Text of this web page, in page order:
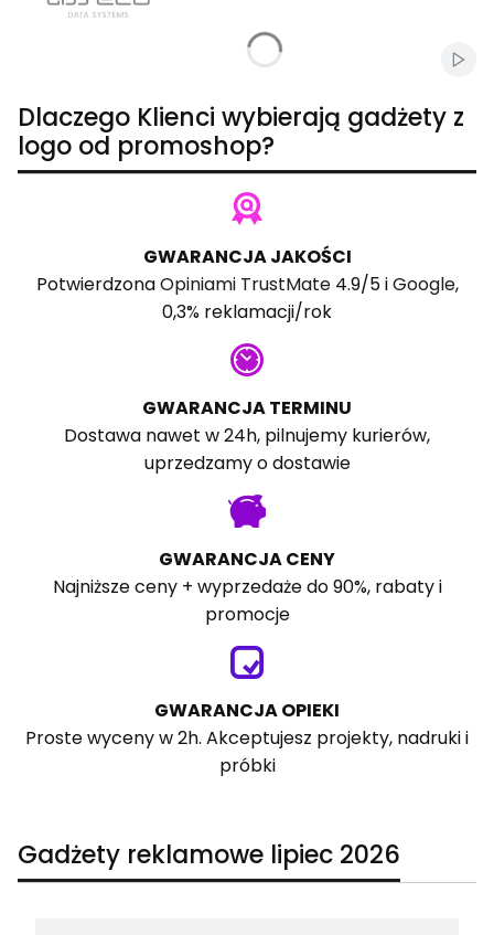
Dlaczego Klienci wybierają gadżety z
logo od promoshop?
GWARANCJA JAKOŚCI
PotwierdzonaOpiniami TrustMate4.9/5 iGoogle,
0,3% reklamacji/rok
GWARANCJA TERMINU
Dostawa nawet w 24h, pilnujemy kurierów,
uprzedzamy o dostawie
GWARANCJA CENY
Najniższe ceny + wyprzedaże do 90%, rabaty i
promocje
GWARANCJA OPIEKI
Proste wyceny w 2h. Akceptujesz projekty, nadruki i
próbki
Gadżety reklamowe lipiec 2026